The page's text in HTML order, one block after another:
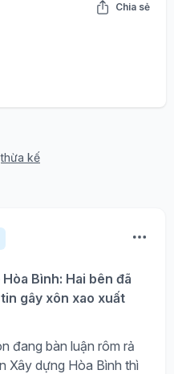
Chia sẻ
thừa kế
Bình: Hai bên đã
gây xôn xao xuất
đang bàn luận rôm rả
Xây dựng Hòa Bình thì